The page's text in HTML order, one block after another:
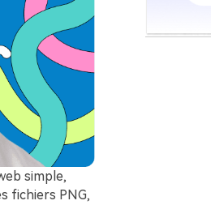
simple,
fichiers PNG,